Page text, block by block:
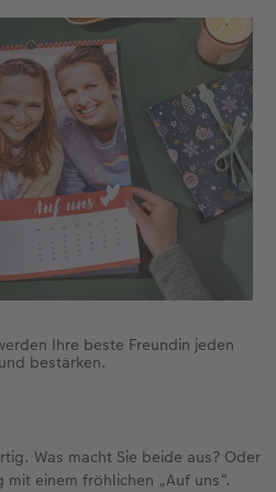
Ihre beste Freundin jeden
bestärken.
Was macht Sie beide aus? Oder
mit einem fröhlichen „Auf uns“.